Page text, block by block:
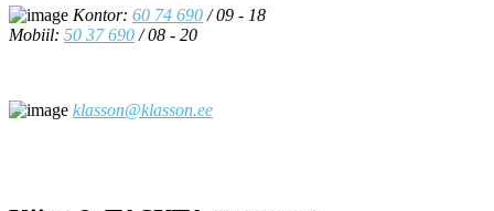
Kontor: 60 74 690 / 09 - 18
Mobiil: 50 37 690 / 08 - 20
klasson@klasson.ee